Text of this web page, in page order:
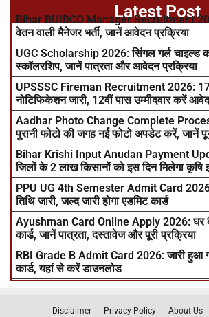
Latest Post
Bihar BUIDCO Manager Recruitment
वेतन वाली मैनेजर भर्ती, जानें आवेदन प्रक्रिया
UGC Scholarship 2026: सिंगल गर्ल चाइल्ड
स्कॉलरशिप, जानें पात्रता और आवेदन प्रक्रिया
UPSSSC Fireman Recruitment 2026: 170
नोटिफिकेशन जारी, 12वीं पास उम्मीदवार करें
Aadhar Photo Change Complete
पुरानी फोटो की जगह नई फोटो अपडेट करें, जानें
Bihar Krishi Input Anudan Payment
जिलों के 2 लाख किसानों को इस दिन मिलेगा कृषि
PPU UG 4th Semester Admit Card 2026:
तिथि जारी, जल्द जारी होगा एडमिट कार्ड
Ayushman Card Online Apply 2026: घर
कार्ड, जानें पात्रता, दस्तावेज और पूरी प्रक्रिया
RBI Grade B Admit Card 2026: जारी हुआ
कार्ड, यहां से करें डाउनलोड
Disclaimer Privacy Policy About Us